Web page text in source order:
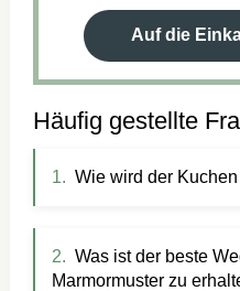
Auf die
Häufig gestellte
Wie wird der
Was ist der beste
Marmormuster zu